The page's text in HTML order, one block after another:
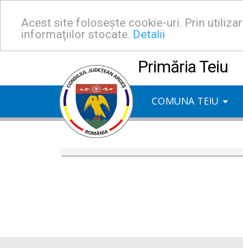
Acest site folosește cookie-uri. Prin
informațiilor stocate. Detalii
Primăria Teiu
COMUNA TEIU